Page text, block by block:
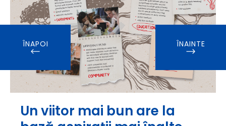
Un viitor mai bun are la
ÎNAPOI ÎNAINTE